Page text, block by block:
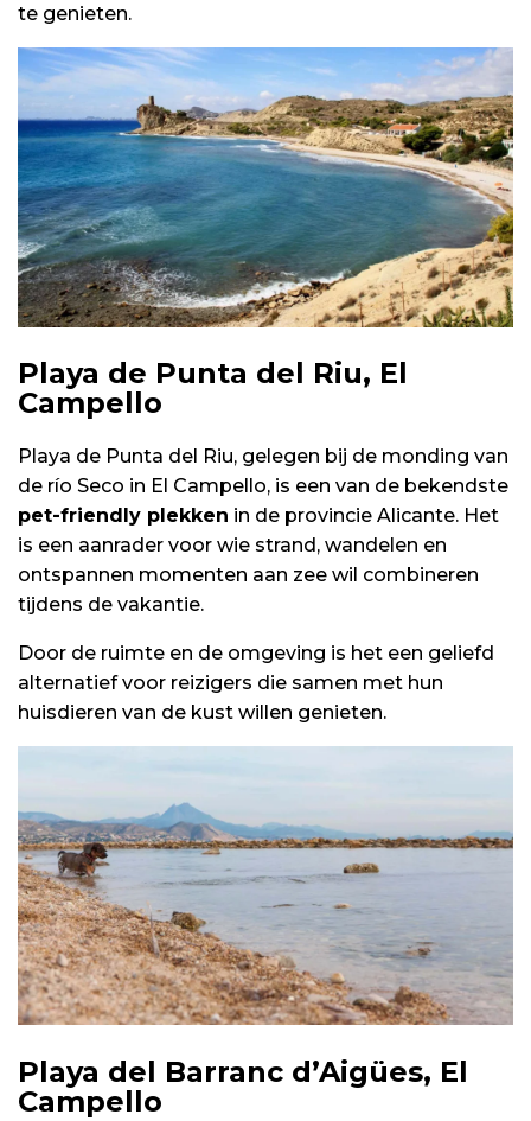
te genieten.
Playa de Punta del Riu, El
Campello
Playa de Punta del Riu, gelegen bij de monding van
de río Seco in El Campello, is een van de bekendste
pet-friendly plekken in de provincie Alicante. Het
is een aanrader voor wie strand, wandelen en
ontspannen momenten aan zee wil combineren
tijdens de vakantie.
Door de ruimte en de omgeving is het een geliefd
alternatief voor reizigers die samen met hun
huisdieren van de kust willen genieten.
Playa del Barranc d’Aigües, El
Campello